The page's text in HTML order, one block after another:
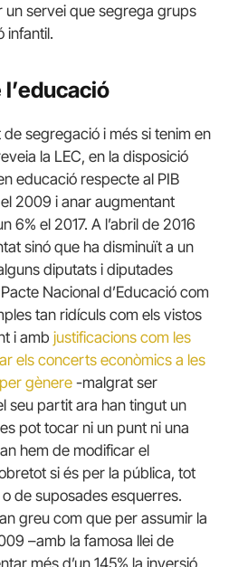
un servei que segrega grups
infantil.
segregació i més si tenim en
la LEC, en la disposició
educació respecte al PIB
el 2009 i anar augmentant
6% el 2017. A l’abril de 2016
sinó que ha disminuït a un
diputats i diputades
Nacional d’Educació com
tan ridículs com els vistos
i amb justificacions com les
els concerts econòmics a les
gènere -malgrat ser
seu partit ara han tingut un
pot tocar ni un punt ni una
hem de modificar el
si és per la pública, tot
de suposades esquerres.
greu com que per assumir la
–amb la famosa llei de
més d’un 145% la inversió